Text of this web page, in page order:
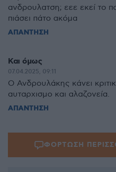
ανδρουλατση; εεε εκεί το
πιάσει πάτο ακόμα
ΑΠΑΝΤΗΣΗ
Και όμως
07.04.2025, 09:11
Ο Ανδρουλάκης κάνει
αυταρχισμο και αλαζονεία.
ΑΠΑΝΤΗΣΗ
ΦΟΡΤΩΣΗ